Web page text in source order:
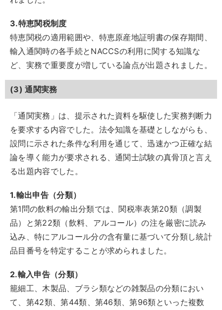
3.特恵関税制度
特恵関税の適用範囲や、特恵原産地証明書の保存期間、
輸入通関時の各手続とNACCSの利用に関する知識な
ど、実務で重要度が増している論点が出題されました。
(3) 通関実務
「通関実務」は、提示された資料を駆使した実務判断力
を要求する内容でした。法令知識を基礎としながらも、
設問に示された条件な利用を通じて、迅速かつ正確な結
論を導く能力が要求される、通関士試験の真骨頂と言え
る出題内容でした。
1.輸出申告（分類）
第1問の飲料の輸出分類では、関税率表第20類（調製
品）と第22類（飲料、アルコール）の注を厳密に読み
込み、特にアルコール分の含有量に基づいて分類し統計
品目番号を特定することが求められました。
2.輸入申告（分類）
籠細工、木製品、ブラシ類などの雑製品の分類におい
て、第42類、第44類、第46類、第96類といった複数